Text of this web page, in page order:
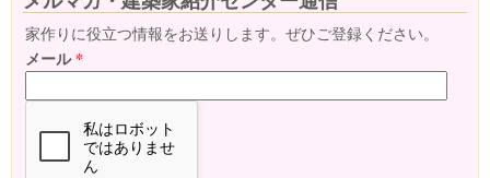
家作りに役立つ情報をお送りします。ぜひご登録ください。
メール*